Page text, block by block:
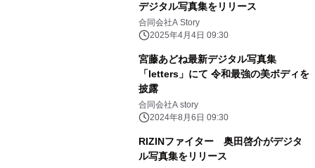
デジタル写真集をリリース
合同会社A Story
2025年4月4日 09:30
宮藤あどね最新デジタル写真集
「letters」にて 令和最強の美ボディを
披露
合同会社A story
2024年8月6日 09:30
RIZINファイター 奥田啓介がデジタ
ル写真集をリリース